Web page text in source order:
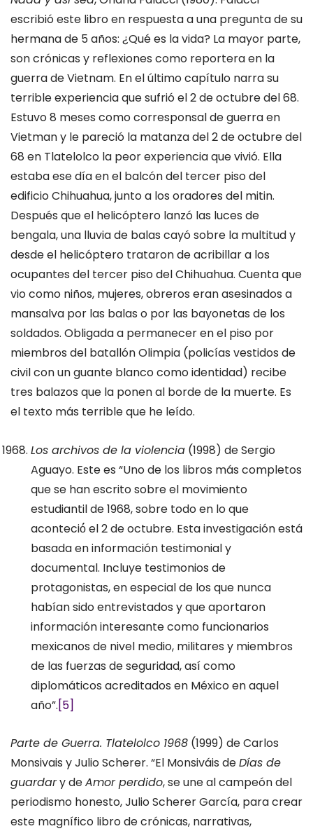
escribió este libro en respuesta a una pregunta de su
hermana de 5 años: ¿Qué es la vida? La mayor parte,
son crónicas y reflexiones como reportera en la
guerra de Vietnam. En el último capítulo narra su
terrible experiencia que sufrió el 2 de octubre del 68.
Estuvo 8 meses como corresponsal de guerra en
Vietman y le pareció la matanza del 2 de octubre del
68 en Tlatelolco la peor experiencia que vivió. Ella
estaba ese día en el balcón del tercer piso del
edificio Chihuahua, junto a los oradores del mitin.
Después que el helicóptero lanzó las luces de
bengala, una lluvia de balas cayó sobre la multitud y
desde el helicóptero trataron de acribillar a los
ocupantes del tercer piso del Chihuahua. Cuenta que
vio como niños, mujeres, obreros eran asesinados a
mansalva por las balas o por las bayonetas de los
soldados. Obligada a permanecer en el piso por
miembros del batallón Olimpia (policías vestidos de
civil con un guante blanco como identidad) recibe
tres balazos que la ponen al borde de la muerte. Es
el texto más terrible que he leído.
Los archivos de la violencia(1998) de Sergio
Aguayo. Este es “Uno de los libros más completos
que se han escrito sobre el movimiento
estudiantil de 1968, sobre todo en lo que
aconteció́ el 2 de octubre. Esta investigación está
basada en información testimonial y
documental. Incluye testimonios de
protagonistas, en especial de los que nunca
habían sido entrevistados y que aportaron
información interesante como funcionarios
mexicanos de nivel medio, militares y miembros
de las fuerzas de seguridad, así como
diplomáticos acreditados en México en aquel
año”.[5]
Parte de Guerra. Tlatelolco 1968 (1999) de Carlos
Monsivais y Julio Scherer. “El Monsiváis deDías de
guardary deAmor perdido, se une al campeón del
periodismo honesto, Julio Scherer García, para crear
este magnífico libro de crónicas, narrativas,